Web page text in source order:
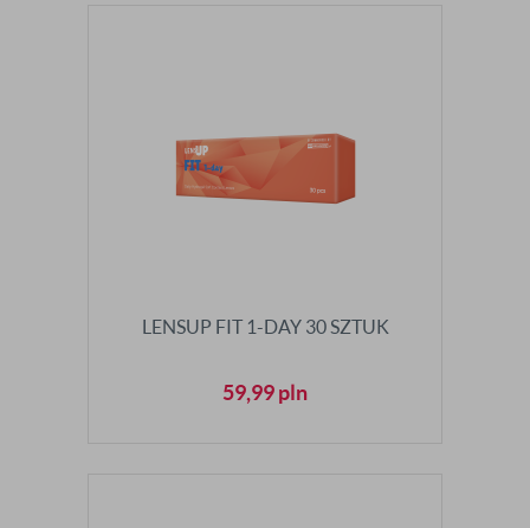
LENSUP FIT 1-DAY 30 SZTUK
59,99pln